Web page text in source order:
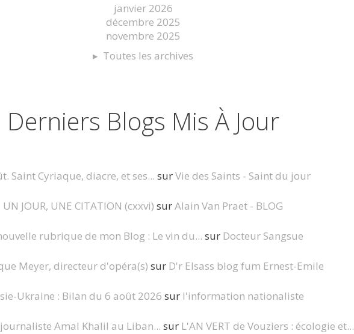
janvier 2026
décembre 2025
novembre 2025
Toutes les archives
Derniers Blogs Mis À Jour
Saint Cyriaque, diacre, et ses... surVie des Saints - Saint du jour
UN JOUR, UNE CITATION (cxxvi) surAlain Van Praet - BLOG
rubrique de mon Blog : Le vin du... sur Docteur Sangsue
Meyer, directeur d'opéra(s) sur D'r Elsass blog fum Ernest-Emile
Ukraine : Bilan du 6 août 2026 sur l'information nationaliste
Amal Khalil au Liban... sur L'AN VERT de Vouziers : écologie et...